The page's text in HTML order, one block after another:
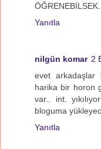
ÖĞRENEBİLSEK.
Yanıtla
nilgün komar 2
evet arkadaşlar
harika bir horon
var.. int.
bloguma
Yanıtla